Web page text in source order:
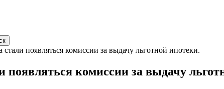
стали появляться комиссии за выдачу льготной ипотеки.
появляться комиссии за выдачу